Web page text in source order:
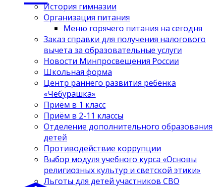
История гимназии
Организация питания
Меню горячего питания на сегодня
Заказ справки для получения налогового
вычета за образовательные услуги
Новости Минпросвещения России
Школьная форма
Центр раннего развития ребенка
«Чебурашка»
Приём в 1 класс
Приём в 2-11 классы
Отделение дополнительного образования
детей
Противодействие коррупции
Выбор модуля учебного курса «Основы
религиозных культур и светской этики»
Льготы для детей участников СВО